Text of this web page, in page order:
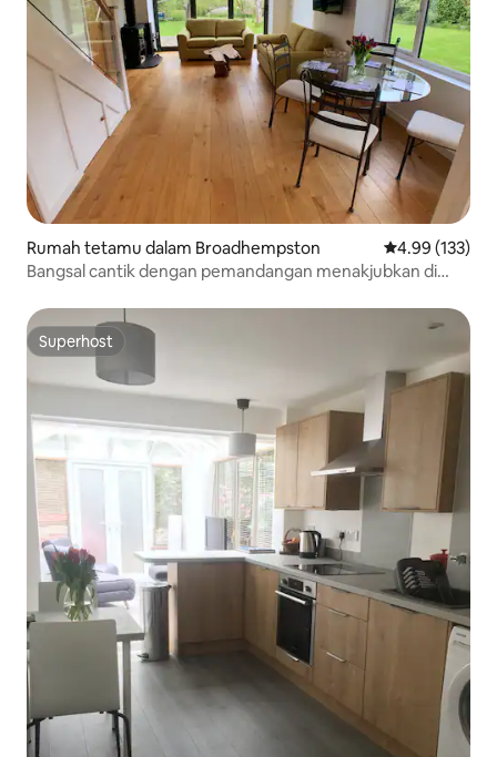
Rumah tetamu dalam Broadhempston Penarafan
4.99 (133)
Bangsal cantik dengan pemandangan menakjubkan di
Superhost
Superhost